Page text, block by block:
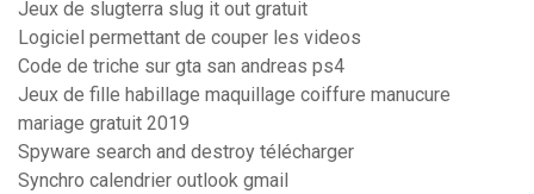
Jeux de slugterra slug it out gratuit
Logiciel permettant de couper les videos
Code de triche sur gta san andreas ps4
Jeux de fille habillage maquillage coiffure manucure
mariage gratuit 2019
Spyware search and destroy télécharger
Synchro calendrier outlook gmail